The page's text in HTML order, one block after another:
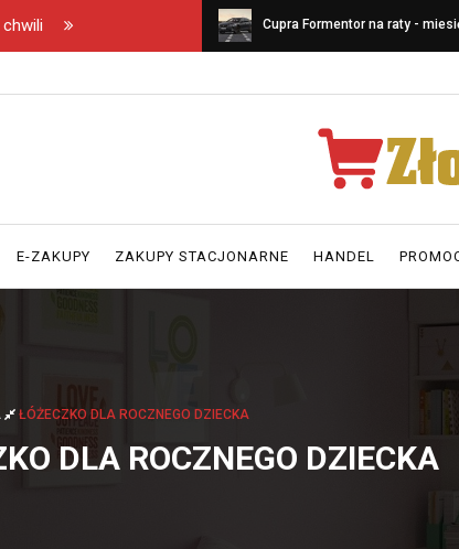
dystrybutor kos Emel w Polsce - Cupra Formentor na raty -
E-ZAKUPY ZAKUPY STACJONARNE HANDEL
ŁÓŻECZKO DLA ROCZNEGO DZIECKA
DLA ROCZNEGO DZIECKA